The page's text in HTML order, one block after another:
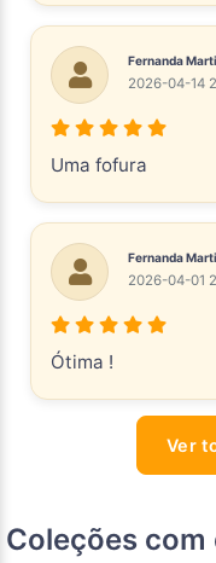
Fernanda
2026-04-14
Uma fofura
Fernanda
2026-04-01
Ótima !
Ver
Coleções